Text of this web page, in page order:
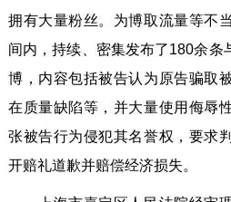
拥有大量粉丝。为博取流量等不
间内，持续、密集发布了180余条
博，内容包括被告认为原告骗取
在质量缺陷等，并大量使用侮辱
张被告行为侵犯其名誉权，要求
开赔礼道歉并赔偿经济损失。